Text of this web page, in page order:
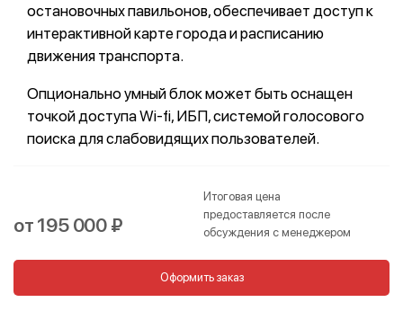
остановочных павильонов, обеспечивает доступ к
интерактивной карте города и расписанию
движения транспорта.
Опционально умный блок может быть оснащен
точкой доступа Wi-fi, ИБП, системой голосового
поиска для слабовидящих пользователей.
от 195 000 ₽
Итоговая цена
предоставляется после
обсуждения с менеджером
Оформить заказ